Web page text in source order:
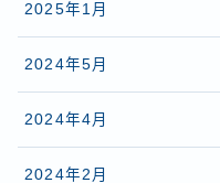
2025年1月
2024年5月
2024年4月
2024年2月